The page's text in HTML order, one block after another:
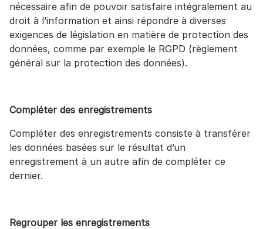
nécessaire afin de pouvoir satisfaire intégralement au
droit à l’information et ainsi répondre à diverses
exigences de législation en matière de protection des
données, comme par exemple le RGPD (règlement
général sur la protection des données).
Compléter des enregistrements
Compléter des enregistrements consiste à transférer
les données basées sur le résultat d’un
enregistrement à un autre afin de compléter ce
dernier.
Regrouper les enregistrements